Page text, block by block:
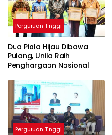
Perguruan Tinggi
Dua Piala Hijau Dibawa
Pulang, Unila Raih
Penghargaan Nasional
Perguruan Tinggi